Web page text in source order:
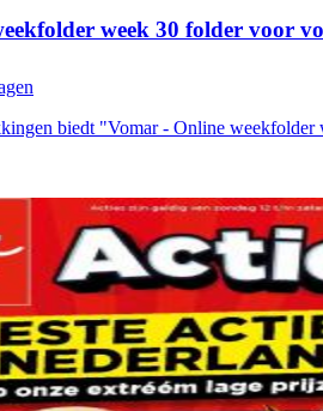
week 30 folder voor
biedt "Vomar - Online